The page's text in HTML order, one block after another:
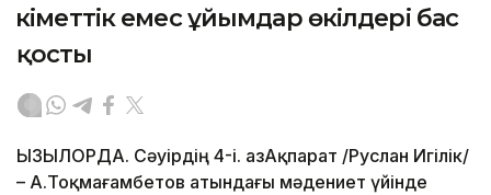
Үкіметтік емес ұйымдар өкілдері бас
қосты
ҚЫЗЫЛОРДА. Сәуірдің 4-і. ҚазАқпарат /Руслан Игілік/
– А.Тоқмағамбетов атындағы мәдениет үйінде